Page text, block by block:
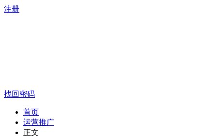
注册
找回密码
首页
运营推广
正文